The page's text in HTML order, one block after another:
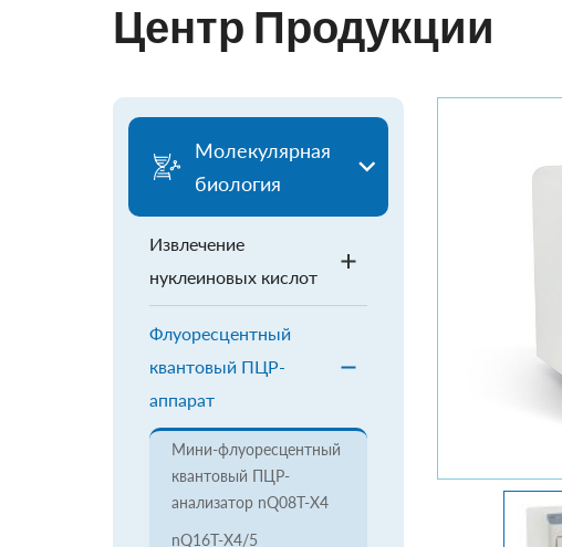
Центр Продукции
Молекулярная
биология
Извлечение
нуклеиновых кислот
Флуоресцентный
квантовый ПЦР-
аппарат
Мини-флуоресцентный
квантовый ПЦР-
анализатор nQ08T-X4
nQ16T-X4/5